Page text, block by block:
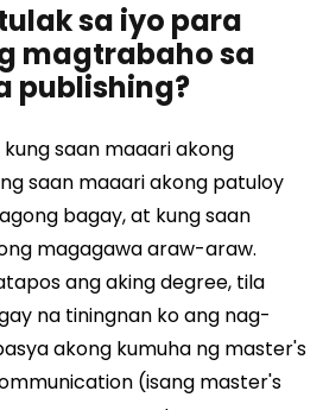
sa iyo para
magtrabaho sa
publishing?
saan maaari akong
saan maaari akong patuloy
bagay, at kung saan
magagawa araw-araw.
ang aking degree, tila
na tiningnan ko ang nag-
akong kumuha ng master's
(isang master's